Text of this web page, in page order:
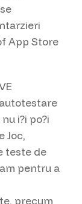
App Store
i?i po?i
Joc,
teste de
pentru a
precum